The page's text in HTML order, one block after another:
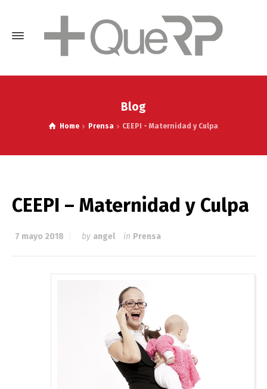
Blog
Home Prensa CEEPI - Maternidad y Culpa
CEEPI – Maternidad y Culpa
7 mayo 2018 by angel in Prensa